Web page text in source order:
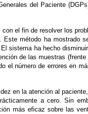
del Paciente
el fin de resolver los
método ha mostrado
sistema ha hecho
de las muestras
el número de errores en
en la atención al
a cero. Sin
más eficaz sobre las